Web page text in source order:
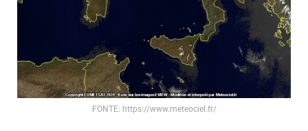
FONTE: https://www.meteociel.fr/